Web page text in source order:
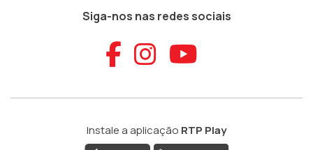
Siga-nos nas redes sociais
Aceder ao
Aceder ao
Aceder
Instale a aplicação RTP Play